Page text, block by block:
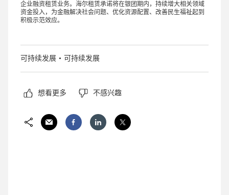
企业融资租赁业务。海尔租赁承诺将在银团期内，持续增大相关领域
资金投入，为金融解决社会问题、优化资源配置、改善民生福祉起到
积极示范效应。
可持续发展 可持续发展
想看更多 不感兴趣